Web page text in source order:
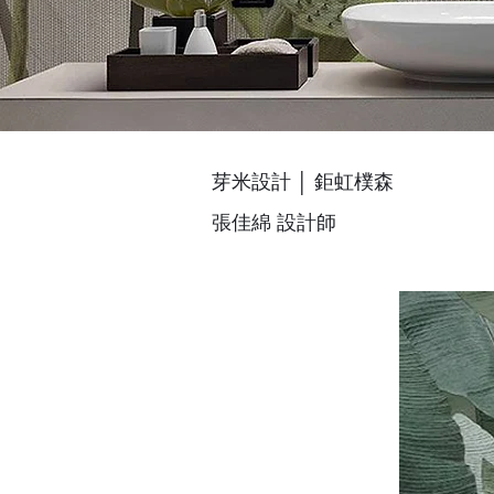
芽米設計 │ 鉅虹樸森
張佳綿 設計師